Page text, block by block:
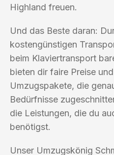
Highland freuen.
Und das Beste daran:
kostengünstigen
beim Klaviertransport
bieten dir faire Preise
Umzugspakete, die
Bedürfnisse
die Leistungen, die du
benötigst.
Unser Umzugskönig